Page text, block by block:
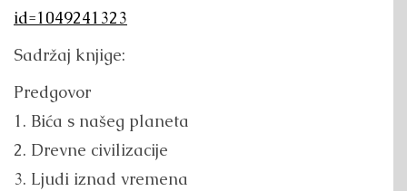
id=1049241323
Sadržaj knjige:
Predgovor
1. Bića s našeg planeta
2. Drevne civilizacije
3. Ljudi iznad vremena